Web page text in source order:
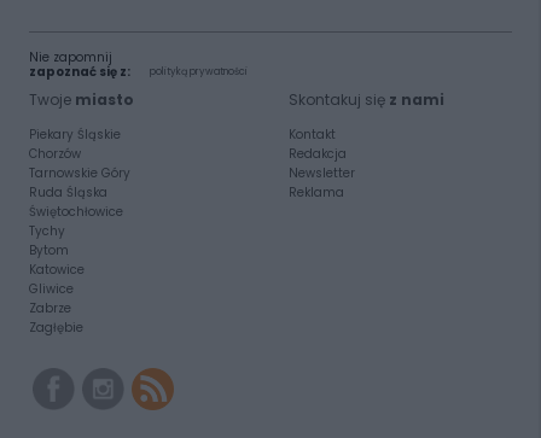
Nie zapomnij
zapoznać się z:
polityką prywatności
Twoje miasto
Piekary Śląskie
Chorzów
Tarnowskie Góry
Ruda Śląska
Świętochłowice
Tychy
Bytom
Katowice
Gliwice
Zabrze
Zagłębie
Skontakuj się z nami
Kontakt
Redakcja
Newsletter
Reklama